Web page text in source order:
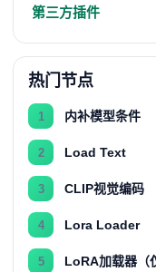
第三方插件
热门节点
1 内补模型条件
2 Load Text
3 CLIP视觉编码
4 Lora Loader
5 LoRA加载器（